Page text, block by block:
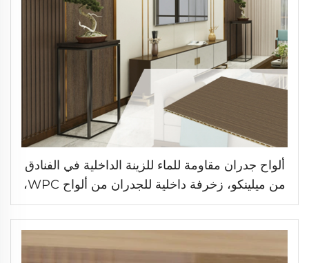
ألواح جدران مقاومة للماء للزينة الداخلية في الفنادق
من ميلينكو، زخرفة داخلية للجدران من ألواح WPC،
ألواح خشبية مغلفة بالخيزران للغرف المعيشة